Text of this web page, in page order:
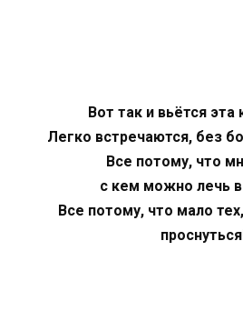
Вот так и вьётся эта
Легко встречаются, без
Все потому, что
с кем можно лечь в
Все потому, что мало